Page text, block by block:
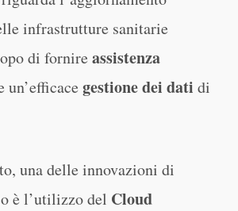
infrastrutture sanitarie
di fornire assistenza
un’efficace gestione dei dati di
una delle innovazioni di
è l’utilizzo del Cloud